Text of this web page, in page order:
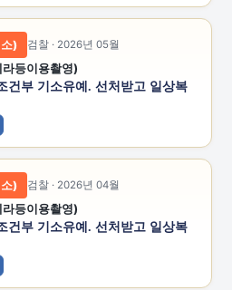
) 검찰 · 2026년 05월
등이용촬영)
건부 기소유예. 선처받고 일상복
) 검찰 · 2026년 04월
등이용촬영)
건부 기소유예. 선처받고 일상복